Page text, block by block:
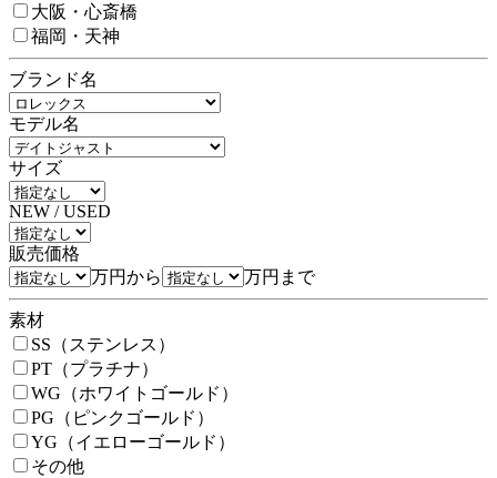
大阪・心斎橋
福岡・天神
ブランド名
モデル名
サイズ
NEW / USED
販売価格
万円から
万円まで
素材
SS（ステンレス）
PT（プラチナ）
WG（ホワイトゴールド）
PG（ピンクゴールド）
YG（イエローゴールド）
その他